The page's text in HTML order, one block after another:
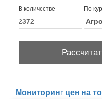
В количестве По
Мониторинг цен на